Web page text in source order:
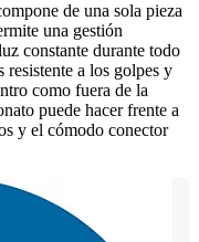
de una sola pieza
una gestión
constante durante todo
a los golpes y
como fuera de la
puede hacer frente a
y el cómodo conector